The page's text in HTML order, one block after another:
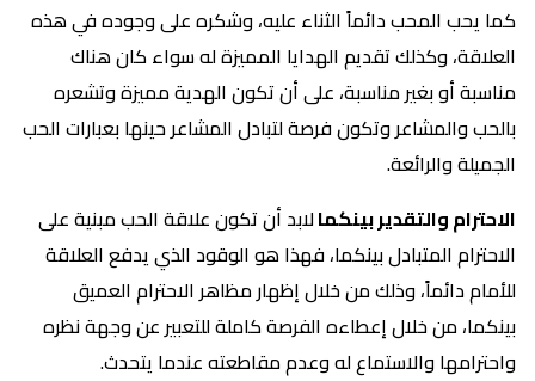
كما يحب المحب دائماً الثناء عليه، وشكره على وجوده في هذه
العلاقة، وكذلك تقديم الهدايا المميزة له سواء كان هناك
مناسبة أو بغير مناسبة، على أن تكون الهدية مميزة وتشعره
بالحب والمشاعر وتكون فرصة لتبادل المشاعر حينها بعبارات الحب
الجميلة والرائعة.
الاحترام والتقدير بينكمالابد أن تكون علاقة الحب مبنية على
الاحترام المتبادل بينكما، فهذا هو الوقود الذي يدفع العلاقة
للأمام دائماً، وذلك من خلال إظهار مظاهر الاحترام العميق
بينكما، من خلال إعطاءه الفرصة كاملة للتعبير عن وجهة نظره
واحترامها والاستماع له وعدم مقاطعته عندما يتحدث.